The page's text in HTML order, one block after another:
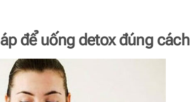
để uống detox đúng cách